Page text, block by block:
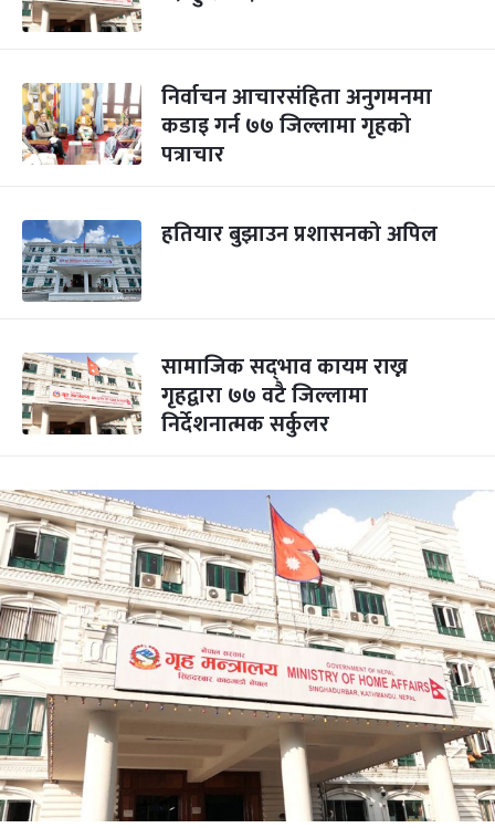
निर्वाचन आचारसंहिता अनुगमनमा
कडाइ गर्न ७७ जिल्लामा गृहको
पत्राचार
हतियार बुझाउन प्रशासनको अपिल
सामाजिक सद्‌भाव कायम राख्न
गृहद्वारा ७७ वटै जिल्लामा
निर्देशनात्मक सर्कुलर